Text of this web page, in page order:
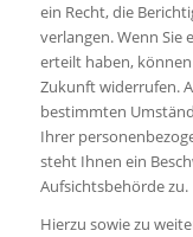
ein Recht, die
verlangen. Wenn Sie
erteilt haben,
Zukunft widerrufen.
bestimmten
Ihrer
steht Ihnen ein
Aufsichtsbehörde zu.
Hierzu sowie zu